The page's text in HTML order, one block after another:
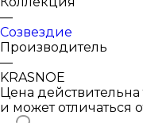
—
Созвездие
Производитель
—
KRASNOE
Цена
и может отличаться